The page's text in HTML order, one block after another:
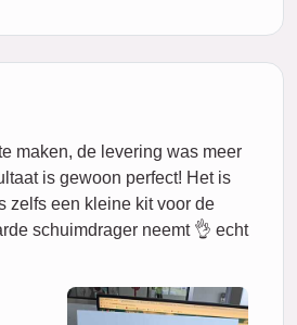
maken, de levering was meer
is gewoon perfect! Het is
zelfs een kleine kit voor de
schuimdrager neemt 👌 echt